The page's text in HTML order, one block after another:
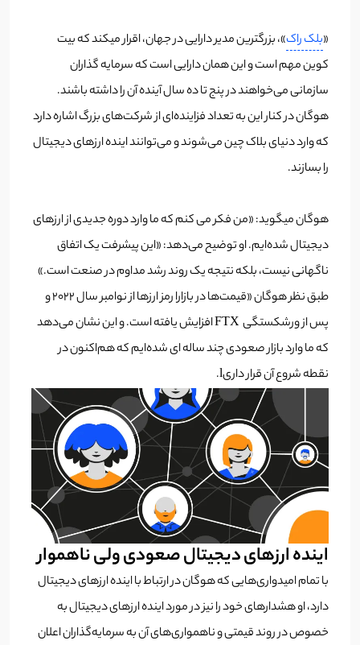
«بلک راک»، بزرگترین مدیر دارایی در جهان، اقرار میکند که بیت
کوین مهم است و این همان دارایی است که سرمایه گذاران
سازمانی می‌خواهند در پنج تا ده سال آینده آن را داشته باشند.
هوگان در کنار این به تعداد فزاینده‌ای از شرکت‌های بزرگ اشاره دارد
که وارد دنیای بلاک چین می‌شوند و می‌توانند اینده ارزهای دیجیتال
را بسازند.
هوگان میگوید: «من فکر می کنم که ما وارد دوره جدیدی از ارزهای
دیجیتال شده‌ایم.او توضیح می‌دهد: «این پیشرفت یک اتفاق
ناگهانی نیست، بلکه نتیجه یک روند رشد مداوم در صنعت است.»
طبق نظر هوگان «قیمت‌ها در بازارا رمز ارزها از نوامبر سال 2022 و
پس از ورشکستگی FTX افزایش یافته است. و این نشان می‌دهد
که ما وارد بازار صعودی چند ساله ای شده‌ایم که هم‌اکنون در
نقطه شروع آن قرار داریl.
اینده ارزهای دیجیتال صعودی ولی ناهموار
با تمام امیدواری‌هایی که هوگان در ارتباط با اینده ارزهای دیجیتال
دارد، او هشدارهای خود را نیز در مورد اینده ارزهای دیجیتال به
خصوص در روند قیمتی و ناهمواری‌های آن به سرمایه‌گذاران اعلان